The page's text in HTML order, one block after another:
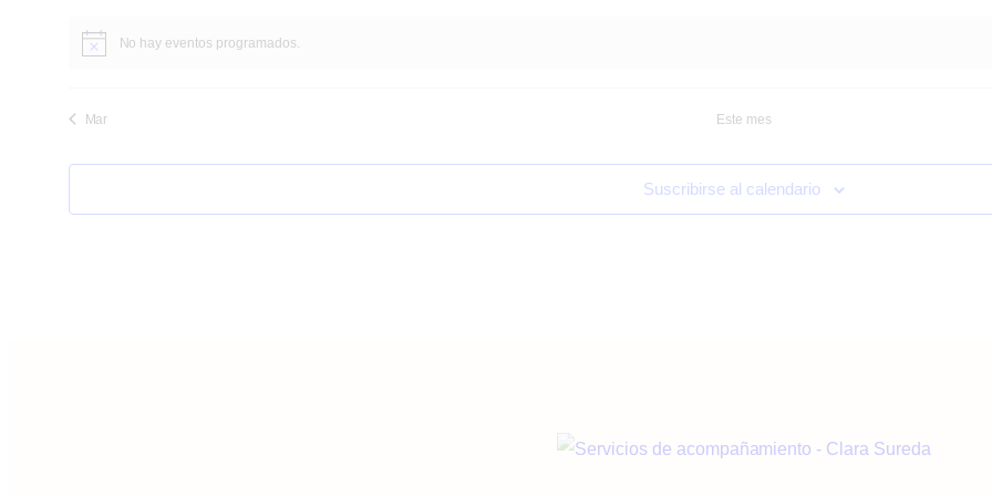
No hay eventos programados.
Mar Este mes
Suscribirse al calendario